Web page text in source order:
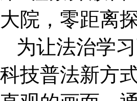
大院，零距离
为让法治学
科技普法新方